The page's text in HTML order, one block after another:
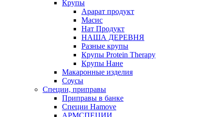
Крупы
Арарат продукт
Масис
Нат Продукт
НАША ДЕРЕВНЯ
Разные крупы
Крупы Protein Therapy
Крупы Нане
Макаронные изделия
Соусы
Специи, приправы
Приправы в банке
Специи Hamove
АРМСПЕЦИИ